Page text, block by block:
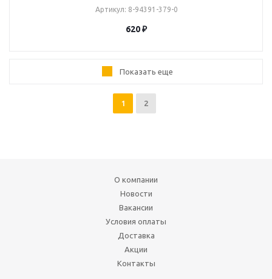
Артикул: 8-94391-379-0
620₽
Показать еще
1 2
О компании
Новости
Вакансии
Условия оплаты
Доставка
Акции
Контакты